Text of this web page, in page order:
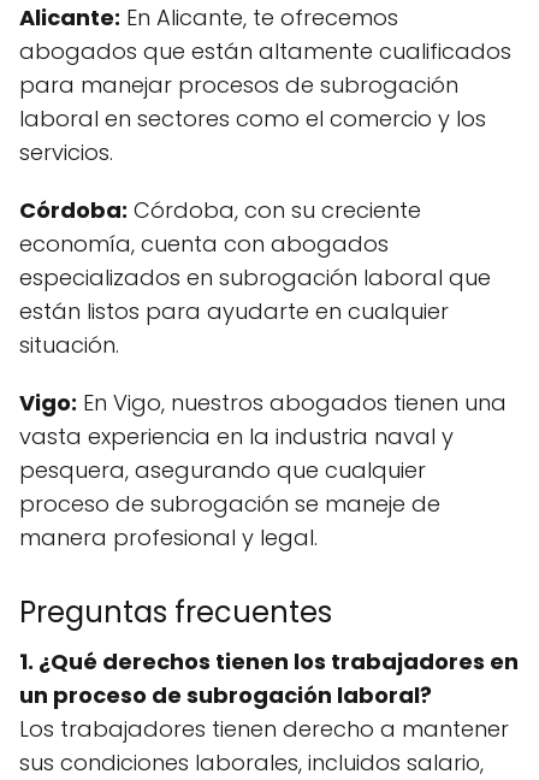
Alicante: En Alicante, te ofrecemos
abogados que están altamente cualificados
para manejar procesos de subrogación
laboral en sectores como el comercio y los
servicios.
Córdoba: Córdoba, con su creciente
economía, cuenta con abogados
especializados en subrogación laboral que
están listos para ayudarte en cualquier
situación.
Vigo: En Vigo, nuestros abogados tienen una
vasta experiencia en la industria naval y
pesquera, asegurando que cualquier
proceso de subrogación se maneje de
manera profesional y legal.
Preguntas frecuentes
1. ¿Qué derechos tienen los trabajadores en
un proceso de subrogación laboral?
Los trabajadores tienen derecho a mantener
sus condiciones laborales, incluidos salario,